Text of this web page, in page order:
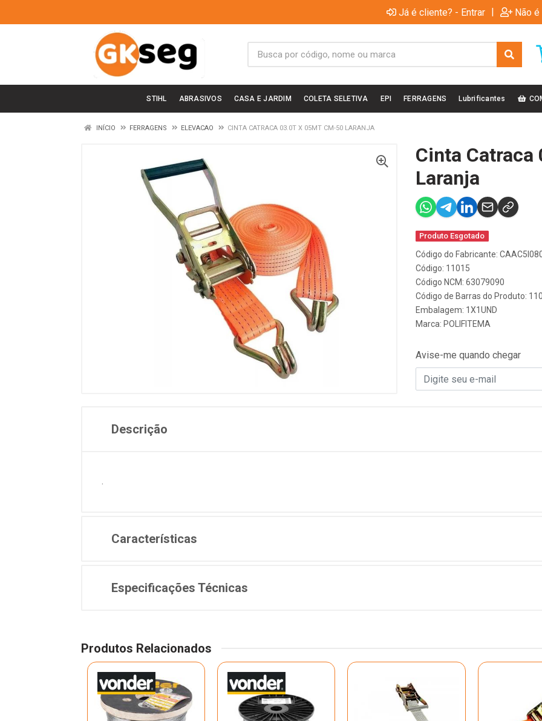
Já é cliente? - Entrar | Não
STIHL ABRASIVOS CASA E JARDIM COLETA SELETIVA EPI FERRAGENS Lubrificantes
INÍCIO FERRAGENS ELEVACAO CINTA CATRACA 03.0T X 05MT CM-50 LARANJA
Cinta Catraca
Laranja
Produto Esgotado
Código do Fabricante:
Código: 11015
Código NCM: 63079090
Código de Barras do Produto:
Embalagem: 1X1UND
Marca: POLIFITEMA
Avise-me quando chegar
Descrição
.
Características
Especificações Técnicas
Produtos Relacionados